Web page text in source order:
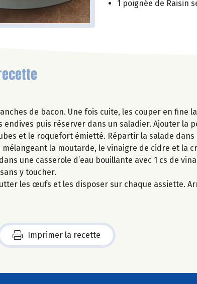
1 poignée de Raisin
de bacon. Une fois cuite, les couper en fine
endives puis réserver dans un saladier. Ajouter la
et le roquefort émietté. Répartir la salade dans
la moutarde, le vinaigre de cidre et la
une casserole d’eau bouillante avec 1 cs de
y toucher.
les œufs et les disposer sur chaque assiette.
Imprimer la recette